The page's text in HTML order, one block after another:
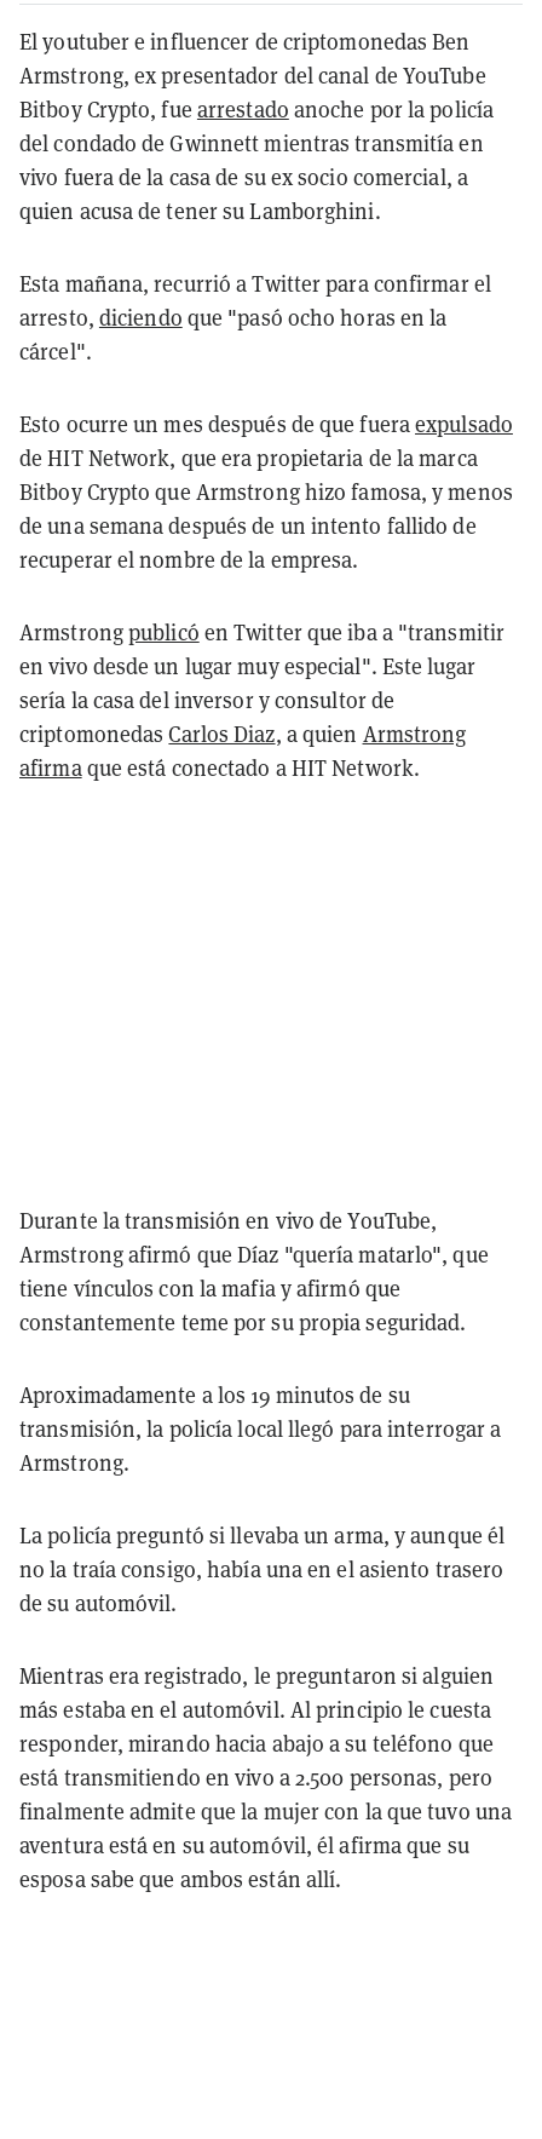
El youtuber e influencer de criptomonedas Ben
Armstrong, ex presentador del canal de YouTube
Bitboy Crypto, fue arrestado anoche por la policía
del condado de Gwinnett mientras transmitía en
vivo fuera de la casa de su ex socio comercial, a
quien acusa de tener su Lamborghini.
Esta mañana, recurrió a Twitter para confirmar el
arresto, diciendo que "pasó ocho horas en la
cárcel".
Esto ocurre un mes después de que fueraexpulsado
de HIT Network, que era propietaria de la marca
Bitboy Crypto que Armstrong hizo famosa, y menos
de una semana después de un intento fallido de
recuperar el nombre de la empresa.
Armstrongpublicó en Twitter que iba a "transmitir
en vivo desde un lugar muy especial". Este lugar
sería la casa del inversor y consultor de
criptomonedasCarlos Diaz, a quien Armstrong
afirmaque está conectado a HIT Network.
Durante la transmisión en vivo de YouTube,
Armstrong afirmó que Díaz "quería matarlo", que
tiene vínculos con la mafia y afirmó que
constantemente teme por su propia seguridad.
Aproximadamente a los 19 minutos de su
transmisión, la policía local llegó para interrogar a
Armstrong.
La policía preguntó si llevaba un arma, y aunque él
no la traía consigo, había una en el asiento trasero
de su automóvil.
Mientras era registrado, le preguntaron si alguien
más estaba en el automóvil. Al principio le cuesta
responder, mirando hacia abajo a su teléfono que
está transmitiendo en vivo a 2.500 personas, pero
finalmente admite que la mujer con la que tuvo una
aventura está en su automóvil, él afirma que su
esposa sabe que ambos están allí.